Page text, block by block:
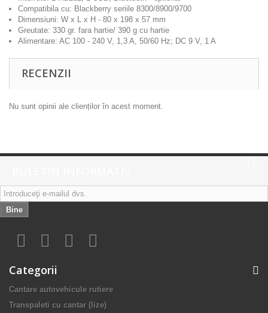
Compatibila cu: Blackberry seriile 8300/8900/9700
Dimensiuni: W x L x H - 80 x 198 x 57 mm
Greutate: 330 gr. fara hartie/ 390 g cu hartie
Alimentare: AC 100 - 240 V, 1,3 A, 50/60 Hz; DC 9 V, 1 A
RECENZII
Nu sunt opinii ale clienților în acest moment.
Bine
Categorii
Cantare autovehicule rutiere
Transpaleti cu cantar (lize)